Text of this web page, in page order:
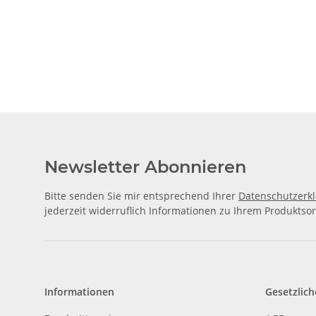
Newsletter Abonnieren
Bitte senden Sie mir entsprechend Ihrer
jederzeit widerruflich Informationen zu Ihrem
Informationen